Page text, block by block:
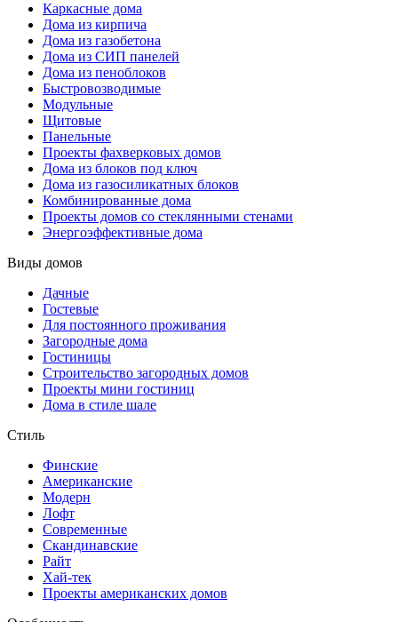
Каркасные дома
Дома из кирпича
Дома из газобетона
Дома из СИП панелей
Дома из пеноблоков
Быстровозводимые
Модульные
Щитовые
Панельные
Проекты фахверковых домов
Дома из блоков под ключ
Дома из газосиликатных блоков
Комбинированные дома
Проекты домов со стеклянными стенами
Энергоэффективные дома
Виды домов
Дачные
Гостевые
Для постоянного проживания
Загородные дома
Гостиницы
Строительство загородных домов
Проекты мини гостиниц
Дома в стиле шале
Стиль
Финские
Американские
Модерн
Лофт
Современные
Скандинавские
Райт
Хай-тек
Проекты американских домов